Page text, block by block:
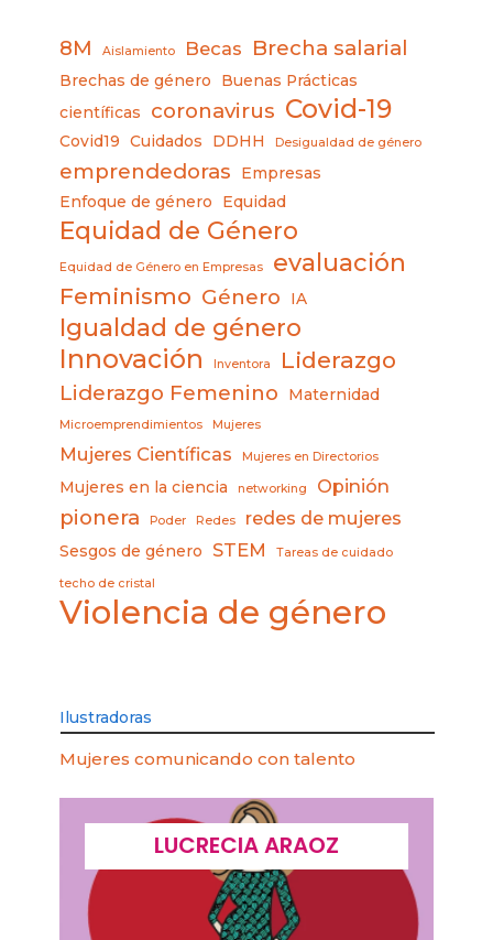
8M Aislamiento Becas Brecha salarial
Brechas de género
Buenas Prácticas
científicas
coronavirus Covid-19
Covid19 Cuidados DDHH Desigualdad de género
emprendedoras
Empresas
Enfoque de género
Equidad
Equidad de Género
Equidad de Género en Empresas evaluación
Feminismo Género IA
Igualdad de género
Innovación Inventora Liderazgo
Liderazgo Femenino Maternidad
Microemprendimientos Mujeres
Mujeres Científicas Mujeres en Directorios
Mujeres en la ciencia networking Opinión
pionera Poder Redes redes de mujeres
Sesgos de género STEM Tareas de cuidado
techo de cristal
Violencia de género
Ilustradoras
Mujeres comunicando con talento
LUCRECIA ARAOZ